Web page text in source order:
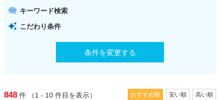
キーワード検索
こだわり条件
条件を変更する
848 件 （1 - 10 件目を表示） おすすめ順 安い順 高い順